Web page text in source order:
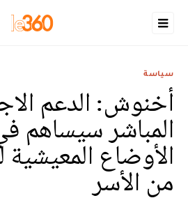
سياسة
أخنوش: الدعم
المباشر سيساهم
الأوضاع
من الأسر